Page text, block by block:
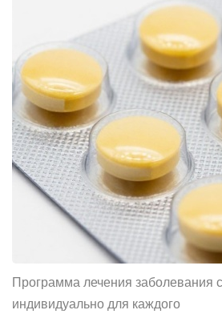
Программа лечения заболевания
индивидуально для каждого